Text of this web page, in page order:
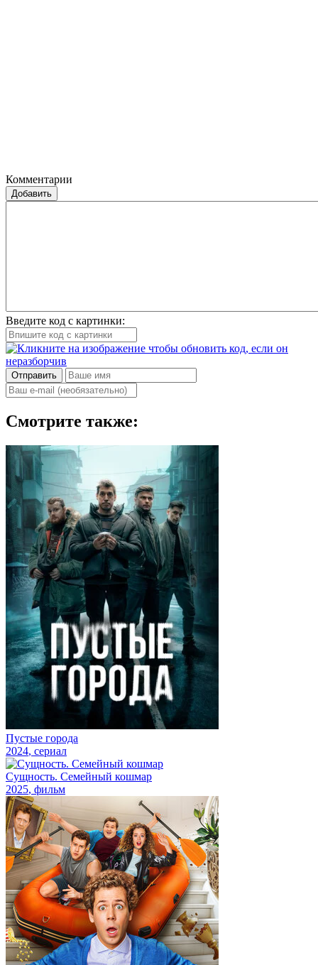
Комментарии
Добавить
Введите код с картинки:
Отправить
Смотрите также:
Пустые города
2024, сериал
Сущность. Семейный кошмар
2025, фильм